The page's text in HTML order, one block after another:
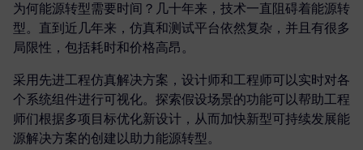
为何能源转型需要时间？几十年来，技术一直阻碍着能源转
型。直到近几年来，仿真和测试平台依然复杂，并且有很多
局限性，包括耗时和价格高昂。
采用先进工程仿真解决方案，设计师和工程师可以实时对各
个系统组件进行可视化。探索假设场景的功能可以帮助工程
师们根据多项目标优化新设计，从而加快新型可持续发展能
源解决方案的创建以助力能源转型。